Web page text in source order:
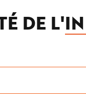
DE L'